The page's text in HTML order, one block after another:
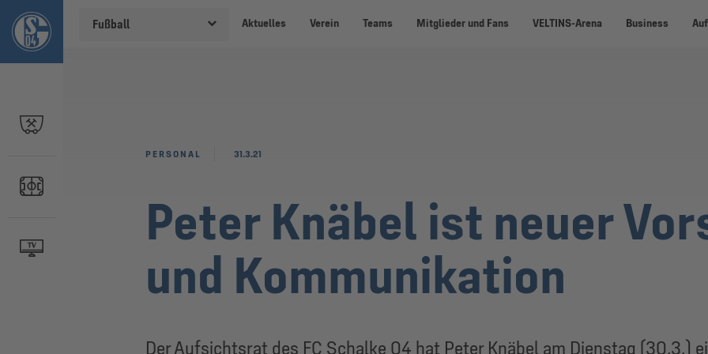
Fußball Aktuelles Verein Teams Mitglieder und Fans VELTINS-Arena Business
Peter Knäbel ist neuer
und Kommunikation
Der Aufsichtsrat des FC Schalke 04 hat Peter Knäbel am Dienstag (30.3.)
PERSONAL 31.3.21